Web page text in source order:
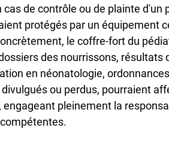
cas de contrôle ou de plainte
protégés par un équipement
le coffre-fort du
des nourrissons,
en néonatologie,
ou perdus, pourraient
engageant pleinement la